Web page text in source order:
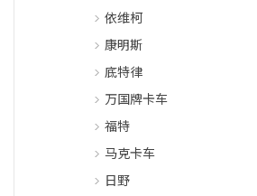
依维柯
康明斯
底特律
万国牌卡车
福特
马克卡车
日野